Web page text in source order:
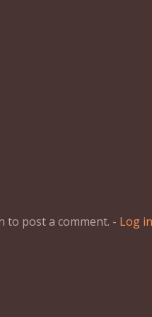
to post a comment. - Log in